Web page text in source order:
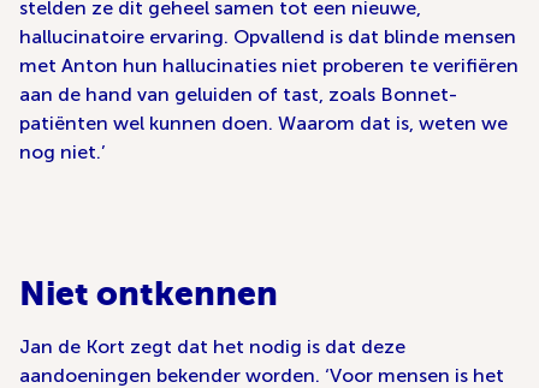
stelden ze dit geheel samen tot een nieuwe,
hallucinatoire ervaring. Opvallend is dat blinde mensen
met Anton hun hallucinaties niet proberen te verifiëren
aan de hand van geluiden of tast, zoals Bonnet-
patiënten wel kunnen doen. Waarom dat is, weten we
nog niet.’
Niet ontkennen
Jan de Kort zegt dat het nodig is dat deze
aandoeningen bekender worden. ‘Voor mensen is het